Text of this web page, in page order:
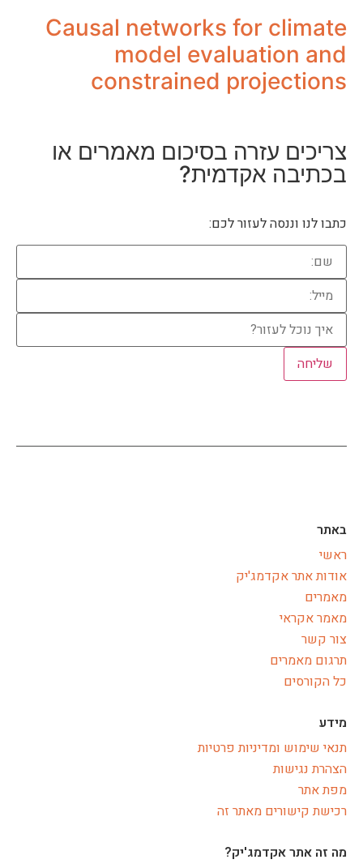
Causal networks for climate
model evaluation and
constrained projections
צריכים עזרה בסיכום מאמרים או
בכתיבה אקדמית?
כתבו לנו וננסה לעזור לכם:
באתר
ראשי
אודות אתר אקדמג'יק
מאמרים
מאמר אקראי
צור קשר
תרגום מאמרים
כל הקורסים
מידע
תנאי שימוש ומדיניות פרטיות
הצהרת נגישות
מפת אתר
רכישת קישורים מאתר זה
מה זה אתר אקדמג'יק?